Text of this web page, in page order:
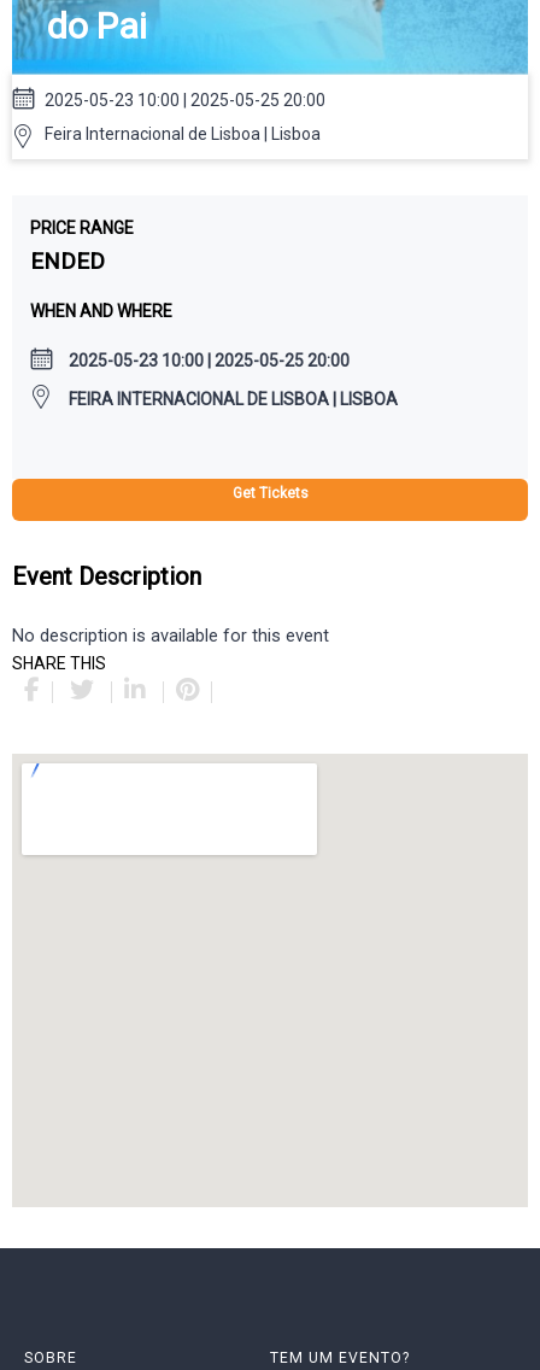
do Pai
2025-05-23 10:00 | 2025-05-25 20:00
Feira Internacional de Lisboa | Lisboa
PRICE RANGE
ENDED
WHEN AND WHERE
2025-05-23 10:00 | 2025-05-25 20:00
FEIRA INTERNACIONAL DE LISBOA | LISBOA
Get Tickets
Event Description
No description is available for this event
SHARE THIS
SOBRE TEM UM EVENTO?